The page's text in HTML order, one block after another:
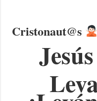
Cristonaut@s